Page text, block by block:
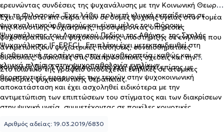
ερευνώντας συνδέσεις της ψυχανάλυσης με την Κοινωνική Θεωρία
και τη Φιλοσοφία. Έχει λάβει πολυετή κλινική εκπαίδευση σε
ψυχαναλυτικούς θεσμούς και είναι μέλος του Φόρουμ
Ψυχανάλυσης του Λακανικού Πεδίου της Αθήνας, της Σχολής
Ψυχανάλυσης IF-EPFCL. Επιπλέον έχει μετεκπαιδευθεί στη
διαθεματική προσέγγιση στην ψυχοθεραπεία, καθώς και σε
κλινικά πλαίσια στην ψυχοπαθολογία ενηλίκων.
Έχει εργαστεί επί σειρά ετών σε δομές ψυχικής υγείας στον τομέα
της Κοινοτικής Ψυχιατρικής, προσφέροντας υπηρεσίες
ψυχοθεραπείας και ψυχοκοινωνικής υποστήριξης σε ενήλικες που
αντιμετωπίζουν ψυχιατρικές παθήσεις, συναισθηματικές
δυσκολίες, δυσκολίες στις διαπροσωπικές σχέσεις και την
κοινωνική ζωή. Στο πλαίσιο αυτό έχει εργαστεί επίσης με
θεραπευτικές εφαρμογές των τεχνών στην ψυχοκοινωνική
αποκατάσταση και έχει ασχοληθεί ειδικότερα με την
αντιμετώπιση των επιπτώσεων του στίγματος και των διακρίσεων
στην ψυχική υγεία, συμμετέχοντας σε ποικίλες κοινοτικές
εκπαιδεύσεις και επιστημονικές διοργανώσεις σε θέματα ψυχικής
Στο ιδιωτικό της γραφείο υποδέχεται ενήλικες σε ατομικές
συνεδρίες ψυχαναλυτικής θεραπείας.
Αριθμός αδείας: 19.03.2019/6830